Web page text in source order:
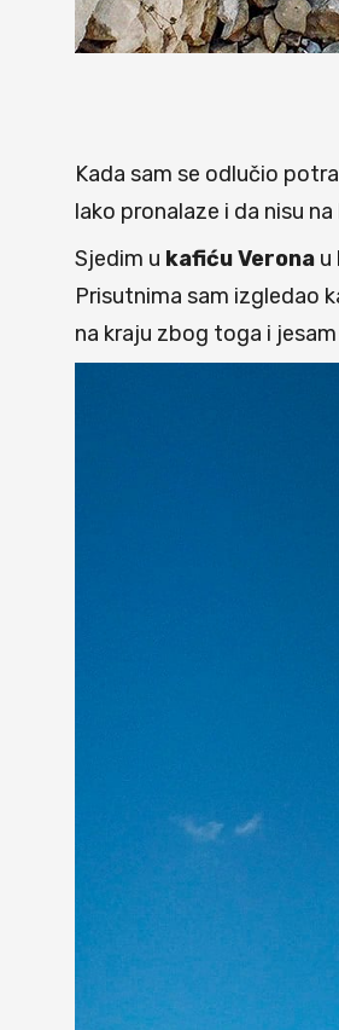
Kada sam se odlučio
lako pronalaze i da nisu
Sjedim u kafiću Verona u
Prisutnima sam izgledao
na kraju zbog toga i